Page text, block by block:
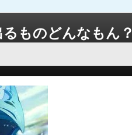
るものどんなもん？